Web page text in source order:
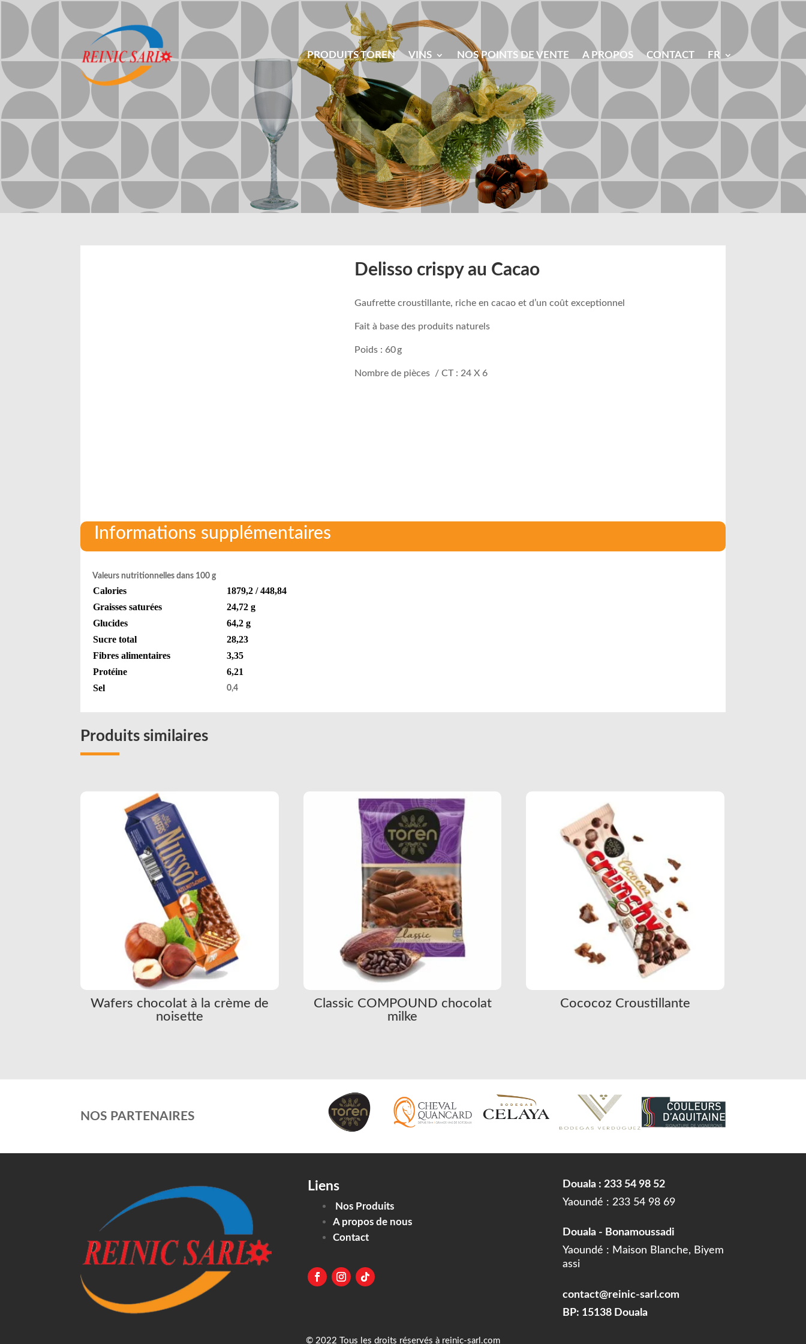
PRODUITS TOREN VINS NOS POINTS DE VENTE A PROPOS CONTACT FR
Delisso crispy au Cacao
Gaufrette croustillante, riche en cacao et d’un coût exceptionnel
Fait à base des produits naturels
Poids : 60 g
Nombre de pièces / CT : 24 X 6
Informations supplémentaires
Valeurs nutritionnelles dans 100 g
Calories
1879,2 / 448,84
Graisses saturées
24,72 g
Glucides
64,2 g
Sucre total
28,23
Fibres alimentaires
3,35
Protéine
6,21
Sel
0,4
Produits similaires
Wafers chocolat à la crème de
noisette
Classic COMPOUND chocolat
milke
Cococoz Croustillante
NOS PARTENAIRES
Liens
Nos Produits
A propos de nous
Contact
Douala : 233 54 98 52
Yaoundé : 233 54 98 69
Douala - Bonamoussadi
Yaoundé : Maison Blanche, Biyem
assi
contact@reinic-sarl.com
BP: 15138 Douala
© 2022 Tous les droits réservés à reinic-sarl.com